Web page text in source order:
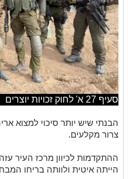
סעיף 27 א' לחוק זכויות יוצרים
הבנתי שיש יותר סיכוי למצוא
צרור מקלעים.
ההתקדמות לכיוון מרכז העיר
הייתה איטית ולוותה בריחו